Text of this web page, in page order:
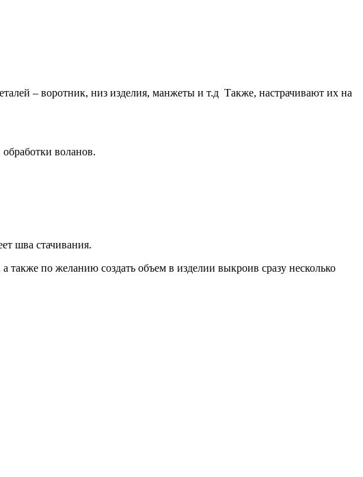
– воротник, низ изделия, манжеты и т.д Также, настрачивают их на
воланов.
шва стачивания.
по желанию создать объем в изделии выкроив сразу несколько